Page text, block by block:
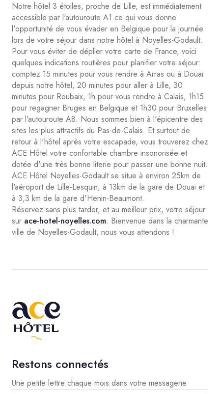
Notre hôtel 3 étoiles, proche de Lille, est immédiatement
accessible par l'autouroute A1 ce qui vous donne
l'opportunité de vous évader en Belgique pour la journée
lors de votre séjour dans notre hôtel à Noyelles-Godault.
Pour vous éviter de déplier votre carte de France, voici
quelques indications routières pour planifier votre séjour:
comptez 15 minutes pour vous rendre à Arras ou à Douai
depuis notre hôtel, 20 minutes pour aller à Lille, 30
minutes pour Roubaix, 1h pour vous rendre à Calais, 1h15
pour regagner Bruges en Belgique et 1h30 pour Bruxelles
par l'autouroute A8. Nous sommes bien à l'épicentre des
sites les plus attractifs du Pas-de-Calais. Et surtout de
retour à l'hôtel après votre escapade, vous trouverez chez
ACE Hôtel votre confortable chambre insonorisée et
dotée d'une très bonne literie pour passer une bonne nuit.
ACE Hôtel Noyelles-Godault se situe à environ 25km de
l'aéroport de Lille-Lesquin, à 13km de la gare de Douai et
à 3,3 km de la gare d'Henin-Beaumont.
Réservez sans plus tarder, et au meilleur prix, votre séjour
sur ace-hotel-noyelles.com. Bienvenue dans la charmante
ville de Noyelles-Godault, nous vous attendons !
Restons connectés
Une petite lettre chaque mois dans votre messagerie